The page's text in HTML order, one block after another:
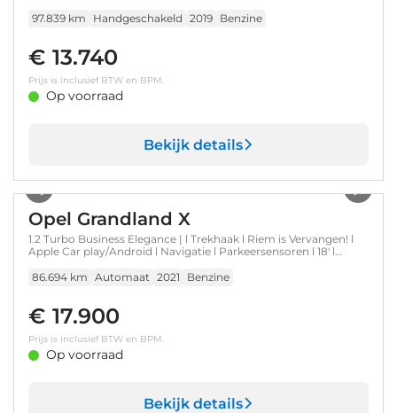
97.839 km
Handgeschakeld 2019 Benzine
€ 13.740
Prijs is inclusief BTW en BPM.
Op voorraad
Bekijk details
Opel Grandland X
1.2 Turbo Business Elegance | l Trekhaak l Riem is Vervangen! l
Apple Car play/Android l Navigatie l Parkeersensoren l 18' l
86.694 km Automaat 2021 Benzine
€ 17.900
Prijs is inclusief BTW en BPM.
Op voorraad
Bekijk details